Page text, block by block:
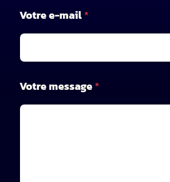
o
m
*
Votre e-mail*
Votre message*